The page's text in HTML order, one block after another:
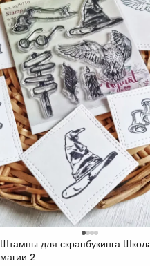
Штампы для скрапбукинга
магии 2